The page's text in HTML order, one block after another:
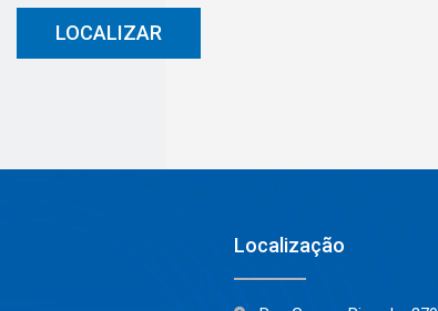
LOCALIZAR
Localização